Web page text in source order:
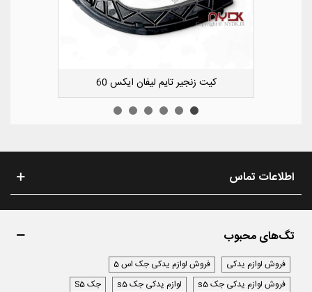
کشویی کوچک سپر عقب راست لیفان ایکس 50
اطلاعات تماس
تگ‌های محبوب
فروش لوازم یدکی
فروش لوازم یدکی جک اس 5
فروش لوازم یدکی جک s5
لوازم یدکی جک s5
جک S5